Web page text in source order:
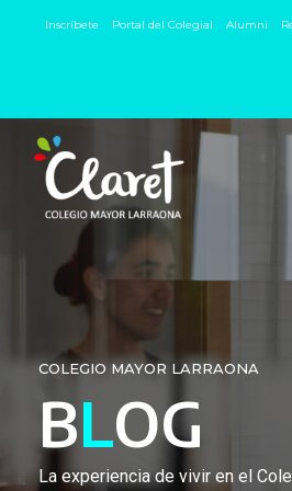
Inscríbete Portal del Colegial Alumni
COLEGIO MAYOR LARRAONA
BLOG
La experiencia de vivir en el